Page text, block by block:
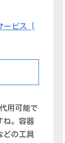
ービス |
用可能で
ね。容器
どの工具